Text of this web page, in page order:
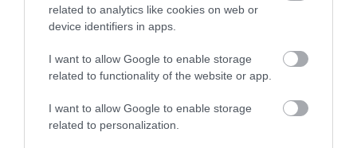
related to analytics like cookies on web or
device identifiers in apps.
I want to allow Google to enable storage
related to functionality of the website or app.
I want to allow Google to enable storage
related to personalization.